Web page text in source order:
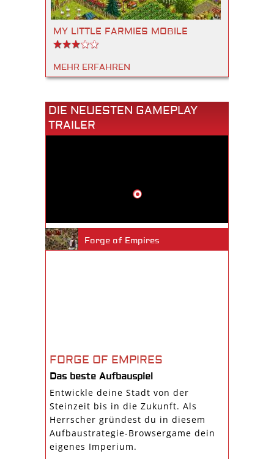
MY LITTLE FARMIES MOBILE
MEHR ERFAHREN
DIE NEUESTEN GAMEPLAY
TRAILER
Forge of Empires
FORGE OF EMPIRES
Das beste Aufbauspiel
Entwickle deine Stadt von der
Steinzeit bis in die Zukunft. Als
Herrscher gründest du in diesem
Aufbaustrategie-Browsergame dein
eigenes Imperium.